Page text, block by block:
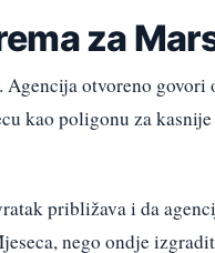
za
otvoreno govori
kao poligonu za kasnije
približava i da
nego ondje